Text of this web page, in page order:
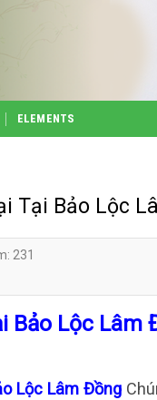
ELEMENTS
Tại Bảo Lộc
231
Bảo Lộc Lâm
Lộc Lâm Đồng